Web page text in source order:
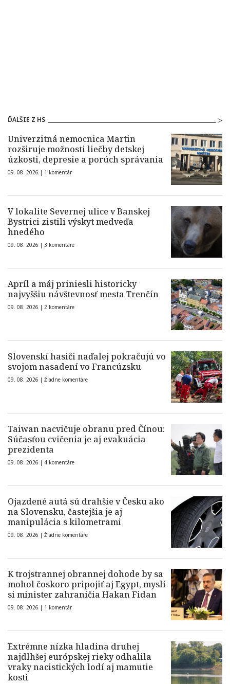
ĎALŠIE Z HS
Univerzitná nemocnica Martin
rozširuje možnosti liečby detskej
úzkosti, depresie a porúch správania
09. 08. 2026 | 1 komentár
V lokalite Severnej ulice v Banskej
Bystrici zistili výskyt medveďa
hnedého
09. 08. 2026 | 3 komentáre
Apríl a máj priniesli historicky
najvyššiu návštevnosť mesta Trenčín
09. 08. 2026 | 2 komentáre
Slovenskí hasiči naďalej pokračujú vo
svojom nasadení vo Francúzsku
09. 08. 2026 | Žiadne komentáre
Taiwan nacvičuje obranu pred Čínou:
Súčasťou cvičenia je aj evakuácia
prezidenta
09. 08. 2026 | 4 komentáre
Ojazdené autá sú drahšie v Česku ako
na Slovensku, častejšia je aj
manipulácia s kilometrami
09. 08. 2026 | Žiadne komentáre
K trojstrannej obrannej dohode by sa
mohol čoskoro pripojiť aj Egypt, myslí
si minister zahraničia Hakan Fidan
09. 08. 2026 | 1 komentár
Extrémne nízka hladina druhej
najdlhšej európskej rieky odhalila
vraky nacistických lodí aj mamutie
kosti